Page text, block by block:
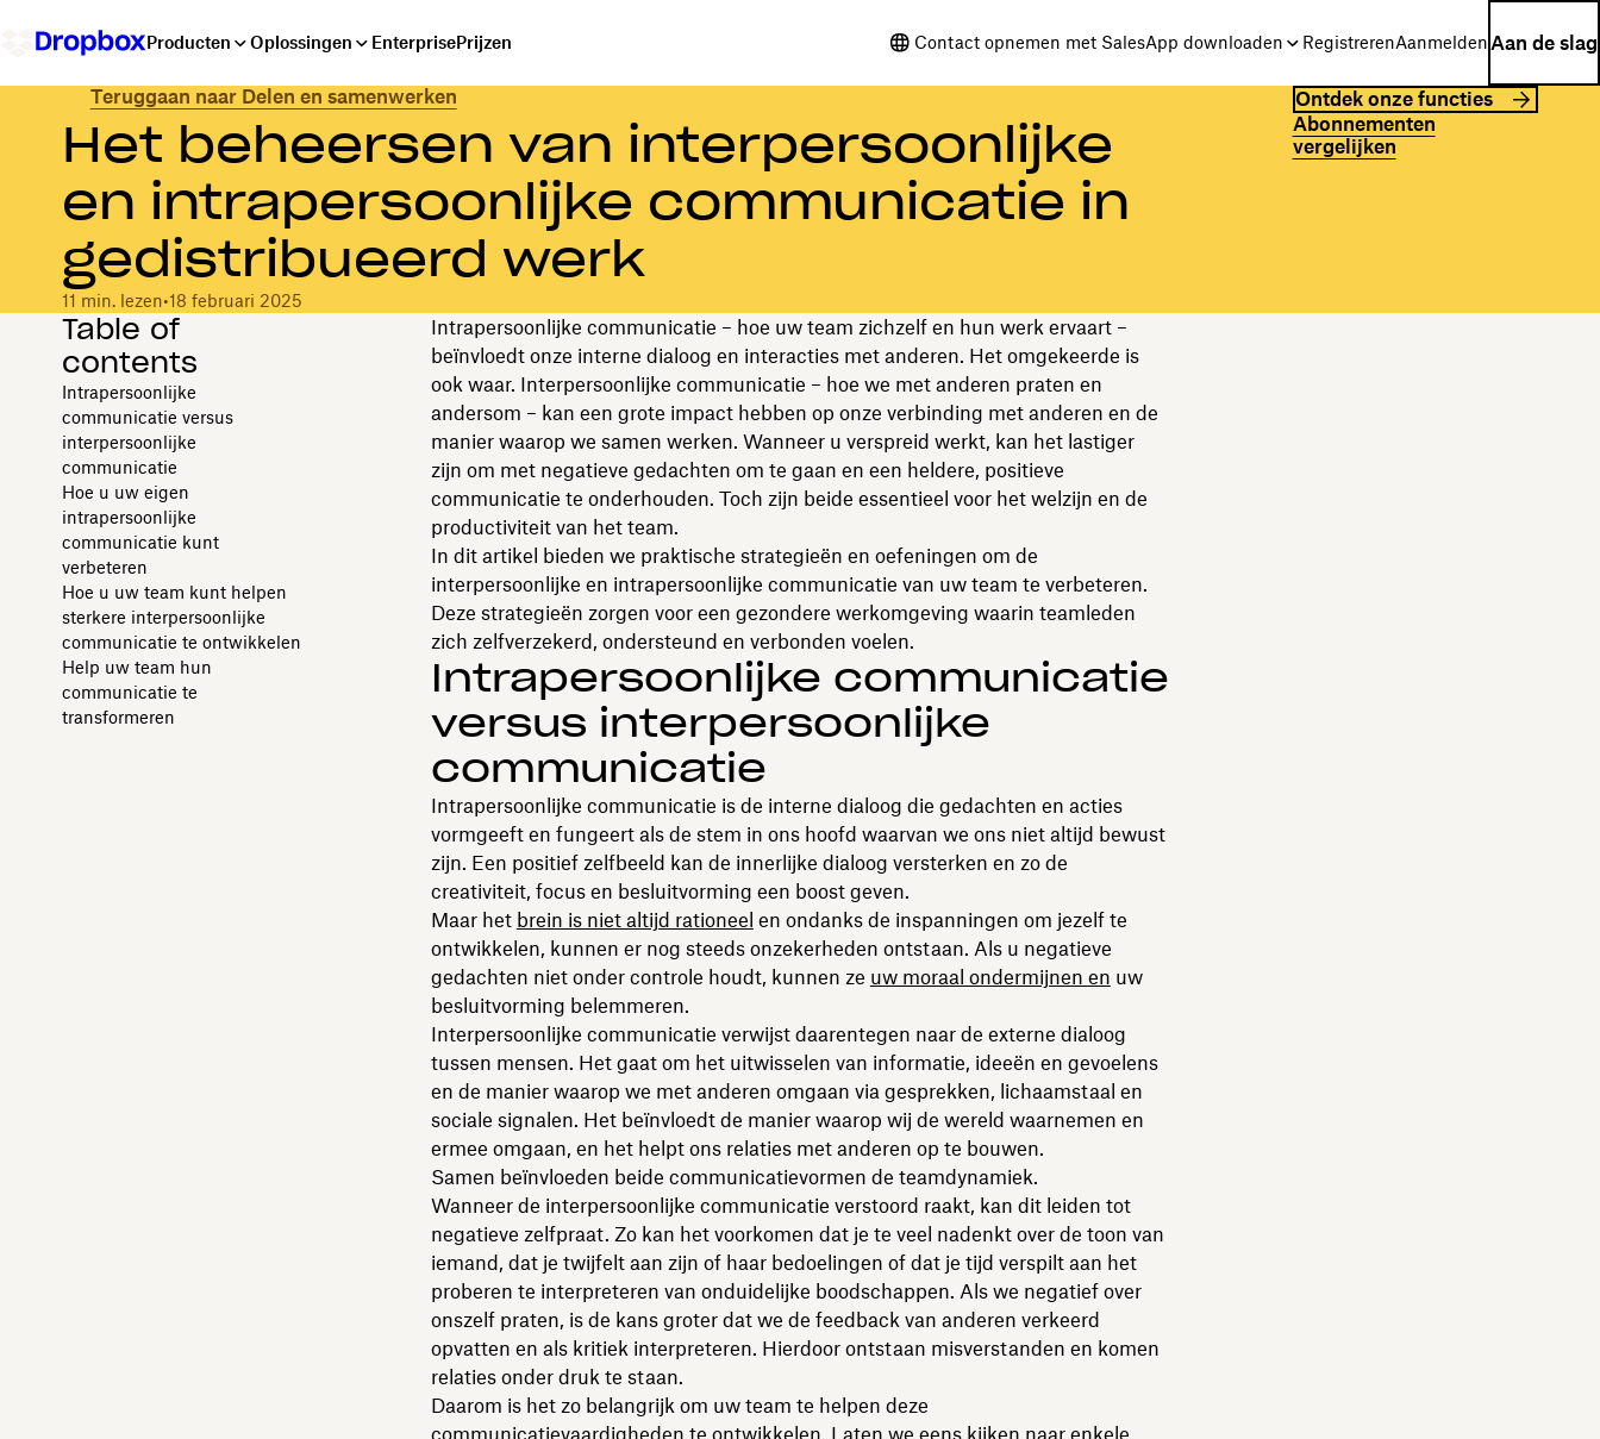
Producten Oplossingen EnterprisePrijzen Contact opnemen met SalesApp downloaden RegistrerenAanmelden Aan de slag
Teruggaan naar Delen en samenwerken
Het beheersen van interpersoonlijke
en intrapersoonlijke communicatie in
gedistribueerd werk
11 min. lezen•18 februari 2025
Ontdek onze functies
Abonnementen
vergelijken
Table of
contents
Intrapersoonlijke
communicatie versus
interpersoonlijke
communicatie
Hoe u uw eigen
intrapersoonlijke
communicatie kunt
verbeteren
Hoe u uw team kunt helpen
sterkere interpersoonlijke
communicatie te ontwikkelen
Help uw team hun
communicatie te
transformeren
Intrapersoonlijke communicatie – hoe uw team zichzelf en hun werk ervaart –
beïnvloedt onze interne dialoog en interacties met anderen. Het omgekeerde is
ook waar. Interpersoonlijke communicatie – hoe we met anderen praten en
andersom – kan een grote impact hebben op onze verbinding met anderen en de
manier waarop we samen werken. Wanneer u verspreid werkt, kan het lastiger
zijn om met negatieve gedachten om te gaan en een heldere, positieve
communicatie te onderhouden. Toch zijn beide essentieel voor het welzijn en de
productiviteit van het team.
In dit artikel bieden we praktische strategieën en oefeningen om de
interpersoonlijke en intrapersoonlijke communicatie van uw team te verbeteren.
Deze strategieën zorgen voor een gezondere werkomgeving waarin teamleden
zich zelfverzekerd, ondersteund en verbonden voelen.
Intrapersoonlijke communicatie
versus interpersoonlijke
communicatie
Intrapersoonlijke communicatie is de interne dialoog die gedachten en acties
vormgeeft en fungeert als de stem in ons hoofd waarvan we ons niet altijd bewust
zijn. Een positief zelfbeeld kan de innerlijke dialoog versterken en zo de
creativiteit, focus en besluitvorming een boost geven.
Maar het brein is niet altijd rationeel en ondanks de inspanningen om jezelf te
ontwikkelen, kunnen er nog steeds onzekerheden ontstaan. Als u negatieve
gedachten niet onder controle houdt, kunnen ze uw moraal ondermijnen en uw
besluitvorming belemmeren.
Interpersoonlijke communicatie verwijst daarentegen naar de externe dialoog
tussen mensen. Het gaat om het uitwisselen van informatie, ideeën en gevoelens
en de manier waarop we met anderen omgaan via gesprekken, lichaamstaal en
sociale signalen. Het beïnvloedt de manier waarop wij de wereld waarnemen en
ermee omgaan, en het helpt ons relaties met anderen op te bouwen.
Samen beïnvloeden beide communicatievormen de teamdynamiek.
Wanneer de interpersoonlijke communicatie verstoord raakt, kan dit leiden tot
negatieve zelfpraat. Zo kan het voorkomen dat je te veel nadenkt over de toon van
iemand, dat je twijfelt aan zijn of haar bedoelingen of dat je tijd verspilt aan het
proberen te interpreteren van onduidelijke boodschappen. Als we negatief over
onszelf praten, is de kans groter dat we de feedback van anderen verkeerd
opvatten en als kritiek interpreteren. Hierdoor ontstaan misverstanden en komen
relaties onder druk te staan.
Daarom is het zo belangrijk om uw team te helpen deze
communicatievaardigheden te ontwikkelen. Laten we eens kijken naar enkele